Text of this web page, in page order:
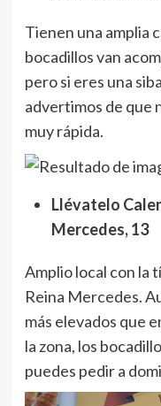
Tienen una amplia
bocadillos van
pero si eres una
advertimos de que
muy rápida.
Llévatelo
Mercedes, 13
Amplio local con la
Reina Mercedes.
más elevados que
la zona, los
puedes pedir a